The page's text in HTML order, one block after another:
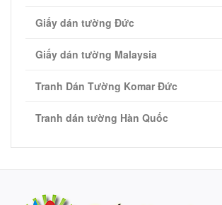
Giấy dán tường Đức
Giấy dán tường Malaysia
Tranh Dán Tường Komar Đức
Tranh dán tường Hàn Quốc
công giấy dán tường